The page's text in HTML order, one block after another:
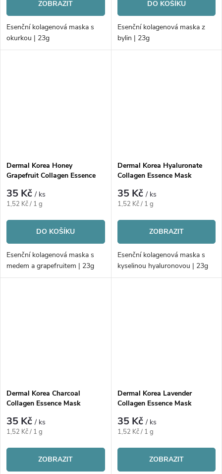
ZOBRAZIT
Esenční kolagenová maska s
okurkou | 23g
DO KOŠÍKU
Esenční kolagenová maska z
bylin | 23g
Dermal Korea Honey
Grapefruit Collagen Essence
35 Kč/ ks
Měrná
1,52 Kč / 1 g
DO KOŠÍKU
Esenční kolagenová maska s
medem a grapefruitem | 23g
Dermal Korea Hyaluronate
Collagen Essence Mask
35 Kč/ ks
Měrná
1,52 Kč / 1 g
ZOBRAZIT
Esenční kolagenová maska s
kyselinou hyaluronovou | 23g
Dermal Korea Charcoal
Collagen Essence Mask
35 Kč/ ks
Měrná
1,52 Kč / 1 g
ZOBRAZIT
Dermal Korea Lavender
Collagen Essence Mask
35 Kč/ ks
Měrná
1,52 Kč / 1 g
ZOBRAZIT